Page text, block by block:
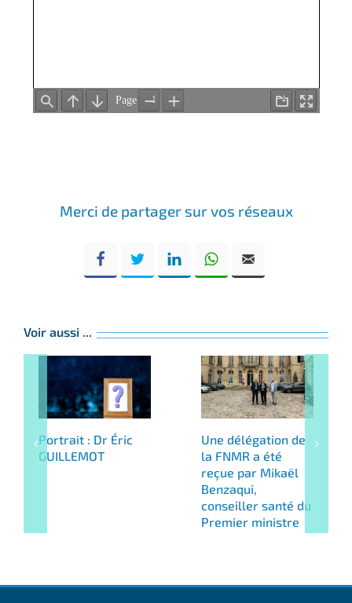
Merci de partager sur vos réseaux
Voir aussi ...
Portrait : Dr Éric
GUILLEMOT
Une délégation de
la FNMR a été
reçue par Mikaël
Benzaqui,
conseiller santé du
Premier ministre